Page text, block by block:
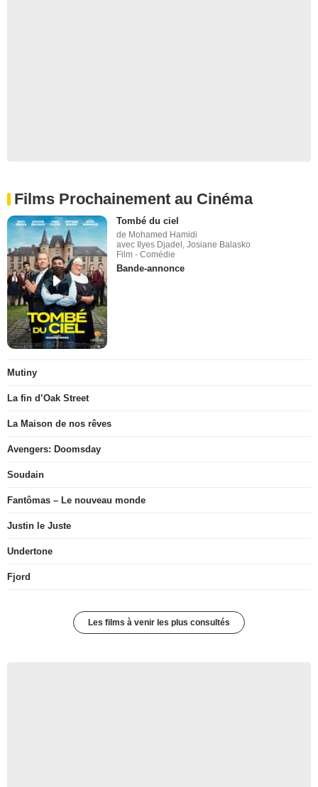
Films Prochainement au Cinéma
Tombé du ciel
de Mohamed Hamidi
avec Ilyes Djadel, Josiane Balasko
Film - Comédie
Bande-annonce
Mutiny
La fin d’Oak Street
La Maison de nos rêves
Avengers: Doomsday
Soudain
Fantômas – Le nouveau monde
Justin le Juste
Undertone
Fjord
Les films à venir les plus consultés